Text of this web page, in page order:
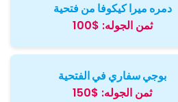
دمره ميرا كيكوفا من فتحية
ثمن الجوله: $100
بوجي سفاري في الفتحية
ثمن الجوله: $150